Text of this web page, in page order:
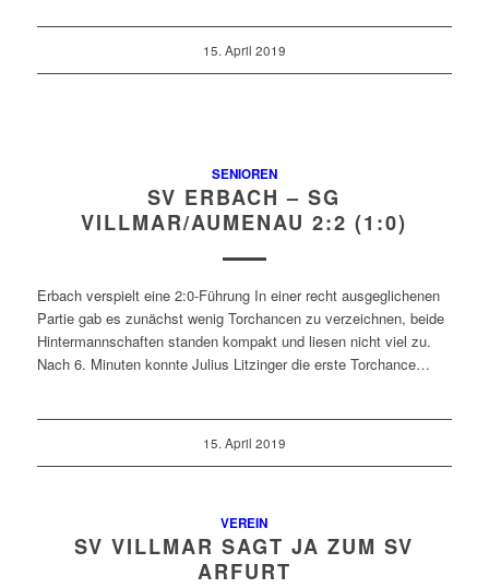
15. April 2019
SENIOREN
SV ERBACH – SG
VILLMAR/AUMENAU 2:2 (1:0)
Erbach verspielt eine 2:0-Führung In einer recht ausgeglichenen
Partie gab es zunächst wenig Torchancen zu verzeichnen, beide
Hintermannschaften standen kompakt und liesen nicht viel zu.
Nach 6. Minuten konnte Julius Litzinger die erste Torchance…
15. April 2019
VEREIN
SV VILLMAR SAGT JA ZUM SV
ARFURT